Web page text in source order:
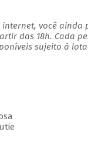
você ainda
das 18h. Cada
sujeito à